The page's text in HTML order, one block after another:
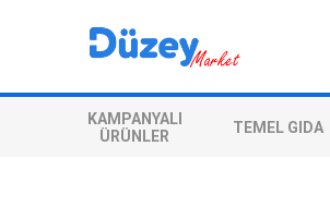
KAMPANYALI
ÜRÜNLER
TEMEL GIDA